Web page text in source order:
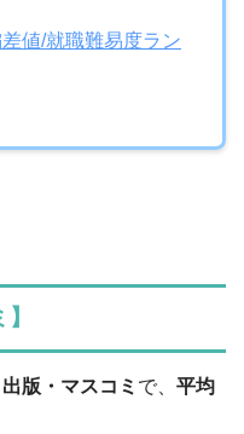
値/就職難易度ラン
版・マスコミ で、 平均